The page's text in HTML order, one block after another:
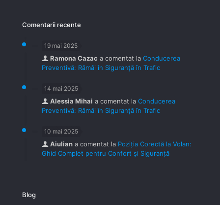
Comentarii recente
19 mai 2025
Ramona Cazac a comentat la Conducerea
Preventivă: Rămâi în Siguranță în Trafic
14 mai 2025
Alessia Mihai a comentat la Conducerea
Preventivă: Rămâi în Siguranță în Trafic
10 mai 2025
Aiulian a comentat la Poziția Corectă la Volan:
Ghid Complet pentru Confort și Siguranță
Blog